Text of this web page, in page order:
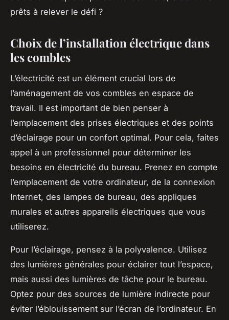
prêts à relever le défi ?
Choix de l’installation électrique dans
les combles
L’électricité est un élément crucial lors de
l’aménagement de vos combles en espace de
travail. Il est important de bien penser à
l’emplacement des prises électriques et des points
d’éclairage pour un confort optimal. Pour cela, faites
appel à un professionnel pour déterminer les
besoins en électricité du bureau. Prenez en compte
l’emplacement de votre ordinateur, de la connexion
Internet, des lampes de bureau, des appliques
murales et autres appareils électriques que vous
utiliserez.
Pour l’éclairage, pensez à la polyvalence. Utilisez
des lumières générales pour éclairer tout l’espace,
mais aussi des lumières de tâche pour le bureau.
Optez pour des sources de lumière indirecte pour
éviter l’éblouissement sur l’écran de l’ordinateur. En